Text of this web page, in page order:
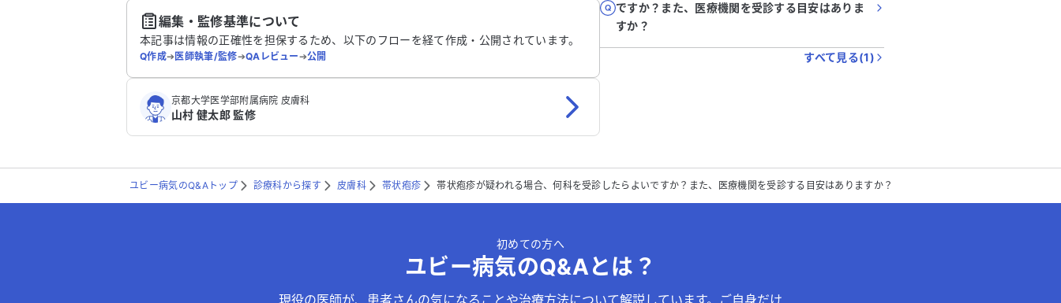
編集・監修基準について
本記事は情報の正確性を担保するため、以下のフローを経て作成・公開されています。
Q作成➔医師執筆/監修➔QAレビュー➔公開
京都大学医学部附属病院 皮膚科
山村 健太郎 監修
ですか？また、医療機関を受診する目安はありま
すか？
すべて見る(1)
ユビー病気のQ&Aトップ 診療科から探す 皮膚科 帯状疱疹 帯状疱疹が疑われる場合、何科を受診したらよいですか？また、医療機関を受診する目安はありますか？
初めての方へ
ユビー病気のQ&Aとは？
現役の医師が、患者さんの気になることや治療方法について解説しています。ご自身だけ